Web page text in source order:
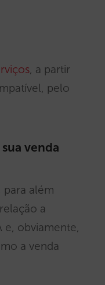
, a partir
pelo
venda
além
a
e, obviamente,
a venda